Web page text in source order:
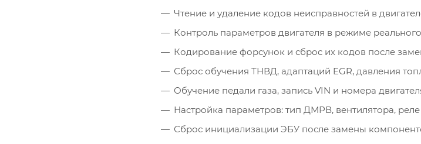
Чтение и удаление кодов неисправностей в
Контроль параметров двигателя в режиме
Кодирование форсунок и сброс их кодов после
Сброс обучения ТНВД, адаптаций EGR, давления
Обучение педали газа, запись VIN и номера
Настройка параметров: тип ДМРВ, вентилятора,
Сброс инициализации ЭБУ после замены